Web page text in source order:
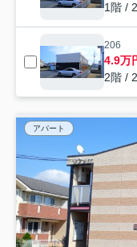
1階 /
206
4.9万
2階 /
アパート